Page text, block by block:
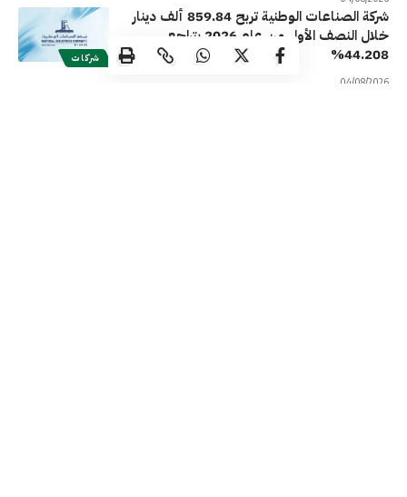
شركات
شركة الصناعات الوطنية تربح 859.84 ألف دينار
خلال النصف الأول من عام 2026 بتراجع
44.208%
04/08/2026